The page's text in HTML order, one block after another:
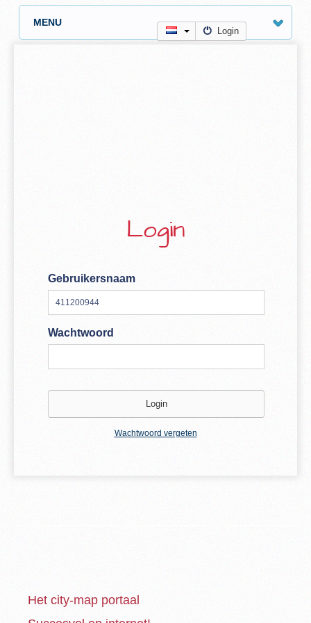
MENU
Login
Login
Gebruikersnaam
Wachtwoord
Wachtwoord vergeten
Het city-map portaal